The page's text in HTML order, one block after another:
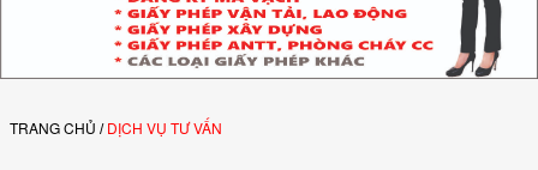
TRANG CHỦ / DỊCH VỤ TƯ VẤN